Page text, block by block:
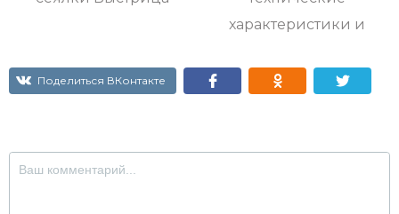
характеристики и
Поделиться ВКонтакте